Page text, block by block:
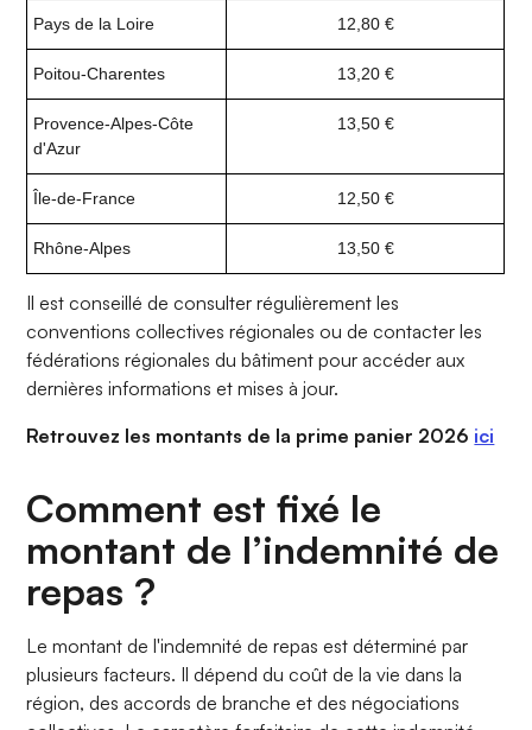
Pays de la Loire 12,80 €
Poitou-Charentes 13,20 €
Provence-Alpes-Côte
d'Azur
13,50 €
Île-de-France 12,50 €
Rhône-Alpes 13,50 €
Il est conseillé de consulter régulièrement les
conventions collectives régionales ou de contacter les
fédérations régionales du bâtiment pour accéder aux
dernières informations et mises à jour.
Retrouvez les montants de la prime panier 2026 ici
Comment est fixé le
montant de l’indemnité de
repas ?
Le montant de l'indemnité de repas est déterminé par
plusieurs facteurs. Il dépend du coût de la vie dans la
région, des accords de branche et des négociations